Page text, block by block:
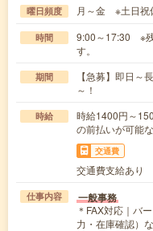
曜日頻度 月～金 ※土日祝
時間
9:00～17:30 ※
す。
期間
【急募】即日
～！
時給
時給1400円～
の前払いが可能
交通費
交通費支給あり
仕事内容 一般事務
＊FAX対応｜バ
力・在庫確認）